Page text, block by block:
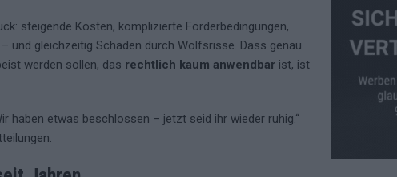
steigende Kosten, komplizierte Förderbedingungen,
und gleichzeitig Schäden durch Wolfsrisse. Dass genau
werden sollen, das rechtlich kaum anwendbar ist, ist
haben etwas beschlossen – jetzt seid ihr wieder ruhig.“